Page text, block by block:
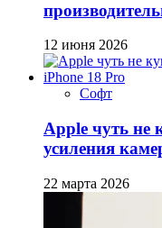
12 июня 2026
Софт
Apple чуть не
усиления
22 марта 2026